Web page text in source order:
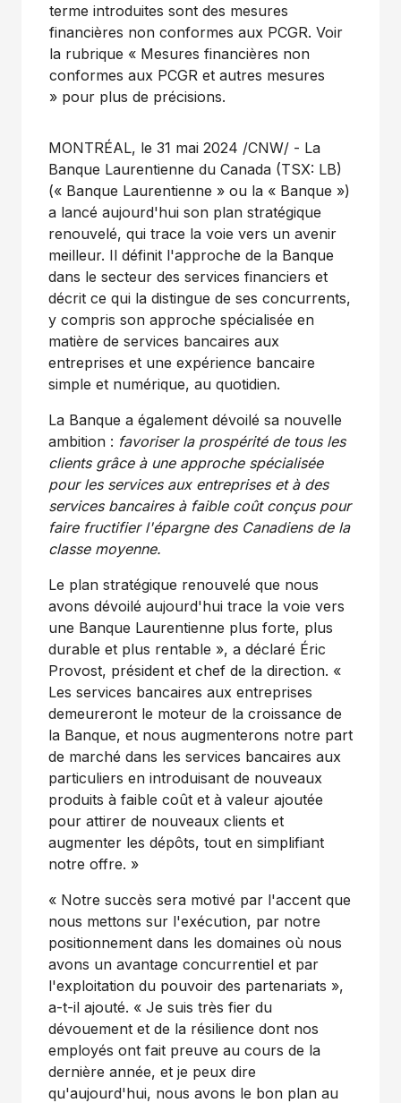
terme introduites sont des mesures
financières non conformes aux PCGR. Voir
la rubrique « Mesures financières non
conformes aux PCGR et autres mesures
» pour plus de précisions.
MONTRÉAL, le 31 mai 2024 /CNW/ - La
Banque Laurentienne du Canada (TSX: LB)
(« Banque Laurentienne » ou la « Banque »)
a lancé aujourd'hui son plan stratégique
renouvelé, qui trace la voie vers un avenir
meilleur. Il définit l'approche de la Banque
dans le secteur des services financiers et
décrit ce qui la distingue de ses concurrents,
y compris son approche spécialisée en
matière de services bancaires aux
entreprises et une expérience bancaire
simple et numérique, au quotidien.
La Banque a également dévoilé sa nouvelle
ambition : favoriser la prospérité de tous les
clients grâce à une approche spécialisée
pour les services aux entreprises et à des
services bancaires à faible coût conçus pour
faire fructifier l'épargne des Canadiens de la
classe moyenne.
Le plan stratégique renouvelé que nous
avons dévoilé aujourd'hui trace la voie vers
une Banque Laurentienne plus forte, plus
durable et plus rentable », a déclaré Éric
Provost, président et chef de la direction. «
Les services bancaires aux entreprises
demeureront le moteur de la croissance de
la Banque, et nous augmenterons notre part
de marché dans les services bancaires aux
particuliers en introduisant de nouveaux
produits à faible coût et à valeur ajoutée
pour attirer de nouveaux clients et
augmenter les dépôts, tout en simplifiant
notre offre. »
« Notre succès sera motivé par l'accent que
nous mettons sur l'exécution, par notre
positionnement dans les domaines où nous
avons un avantage concurrentiel et par
l'exploitation du pouvoir des partenariats »,
a-t-il ajouté. « Je suis très fier du
dévouement et de la résilience dont nos
employés ont fait preuve au cours de la
dernière année, et je peux dire
qu'aujourd'hui, nous avons le bon plan au